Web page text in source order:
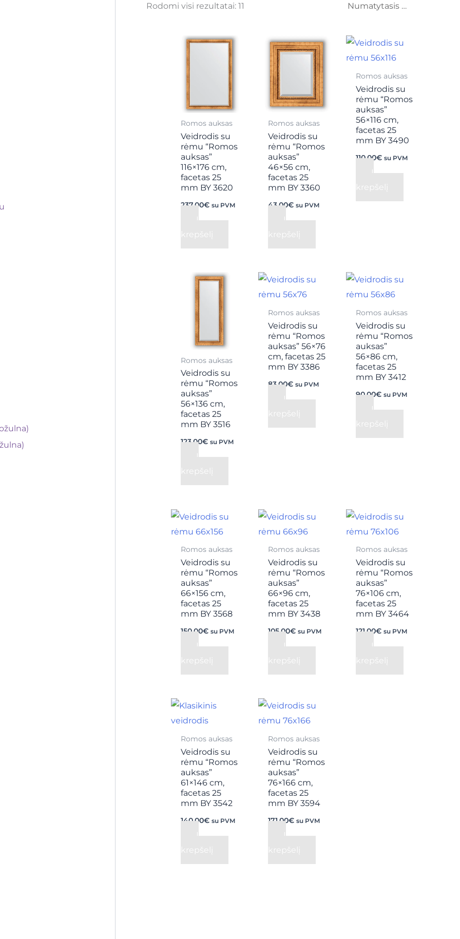
Rodomi visi rezultatai: 11
Romos auksas
Veidrodis su
rėmu “Romos
auksas”
116×176 cm,
facetas 25
mm BY 3620
237,00€ su PVM
Į
krepšelį
Romos auksas
Veidrodis su
rėmu “Romos
auksas”
46×56 cm,
facetas 25
mm BY 3360
43,00€ su PVM
Į
krepšelį
Romos auksas
Veidrodis su
rėmu “Romos
auksas”
56×116 cm,
facetas 25
mm BY 3490
110,00€ su PVM
Į
krepšelį
Romos auksas
Veidrodis su
rėmu “Romos
auksas”
56×136 cm,
facetas 25
mm BY 3516
123,00€ su PVM
Į
krepšelį
Romos auksas
Veidrodis su
rėmu “Romos
auksas” 56×76
cm, facetas 25
mm BY 3386
83,00€ su PVM
Į
krepšelį
Romos auksas
Veidrodis su
rėmu “Romos
auksas”
56×86 cm,
facetas 25
mm BY 3412
90,00€ su PVM
Į
krepšelį
Romos auksas
Veidrodis su
rėmu “Romos
auksas”
66×156 cm,
facetas 25
mm BY 3568
150,00€ su PVM
Į
krepšelį
Romos auksas
Veidrodis su
rėmu “Romos
auksas”
66×96 cm,
facetas 25
mm BY 3438
105,00€ su PVM
Į
krepšelį
Romos auksas
Veidrodis su
rėmu “Romos
auksas”
76×106 cm,
facetas 25
mm BY 3464
121,00€ su PVM
Į
krepšelį
Romos auksas
Veidrodis su
rėmu “Romos
auksas”
61×146 cm,
facetas 25
mm BY 3542
140,00€ su PVM
Į
krepšelį
Romos auksas
Veidrodis su
rėmu “Romos
auksas”
76×166 cm,
facetas 25
mm BY 3594
171,00€ su PVM
Į
krepšelį